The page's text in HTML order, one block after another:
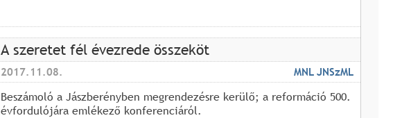
A szeretet fél évezrede összeköt
2017.11.08. MNL JNSzML
Beszámoló a Jászberényben megrendezésre kerülő; a reformáció 500.
évfordulójára emlékező konferenciáról.